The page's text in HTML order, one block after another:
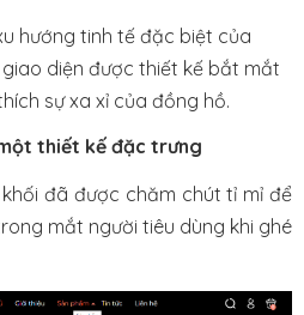
hướng tinh tế đặc biệt của
diện được thiết kế bắt mắt
sự xa xỉ của đồng hồ.
thiết kế đặc trưng
đã được chăm chút tỉ mỉ để
mắt người tiêu dùng khi ghé